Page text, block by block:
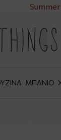
Summer
ΜΠΑΝΙΟ